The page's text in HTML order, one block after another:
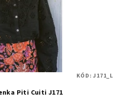
Piti Cuiti J171
KÓD:J171_L